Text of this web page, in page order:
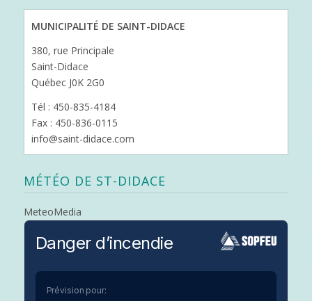
MUNICIPALITÉ DE SAINT-DIDACE
380, rue Principale
Saint-Didace
Québec J0K 2G0
Tél : 450-835-4184
Fax : 450-836-0115
info@saint-didace.com
MÉTÉO DE ST-DIDACE
MeteoMedia
Danger d’incendie
Prévision pour: